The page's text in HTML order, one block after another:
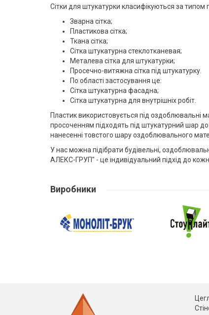
Сітки для штукатурки класифікуються за типом
Зварна сітка;
Пластикова сітка;
Ткана сітка;
Сітка штукатурна стеклотканевая;
Металева сітка для штукатурки;
Просечно-витяжна сітка під штукатурку.
По області застосування це:
Сітка штукатурна фасадна;
Сітка штукатурна для внутрішніх робіт.
Пластик використовується під оздоблювальні
просоченням підходять під штукатурний шар до
нанесенні товстого шару оздоблювального
У нас можна підібрати будівельні,
АЛЕКС-ГРУП" - це індивідуальний підхід до
Виробники